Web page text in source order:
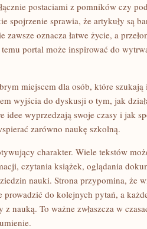
postaciami z pomników czy
spojrzenie sprawia, że artykuły są
zawsze oznacza łatwe życie, a
portal może inspirować do
miejscem dla osób, które
wyjścia do dyskusji o tym, jak
idee wyprzedzają swoje czasy i jak
zarówno naukę szkolną.
charakter. Wiele tekstów
czytania książek, oglądania
nauki. Strona przypomina, że
do kolejnych pytań, a
z nauką. To ważne zwłaszcza w